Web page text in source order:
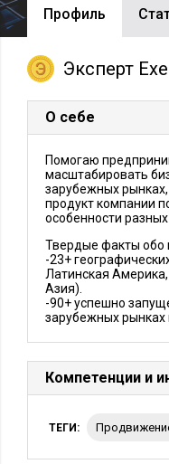
Профиль
Эксперт
О себе
Помогаю
масштабировать
зарубежных
продукт компании
особенности разных
Твердые факты обо
-23+
Латинская
Азия).
-90+ успешно
зарубежных рынках
Компетенции и
ТЕГИ: